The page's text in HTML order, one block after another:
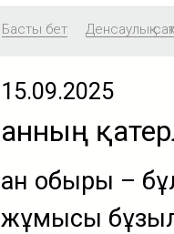
Басты бет Денсаулық
15.09.2025
Қанның
Қан обыры –
жұмысы